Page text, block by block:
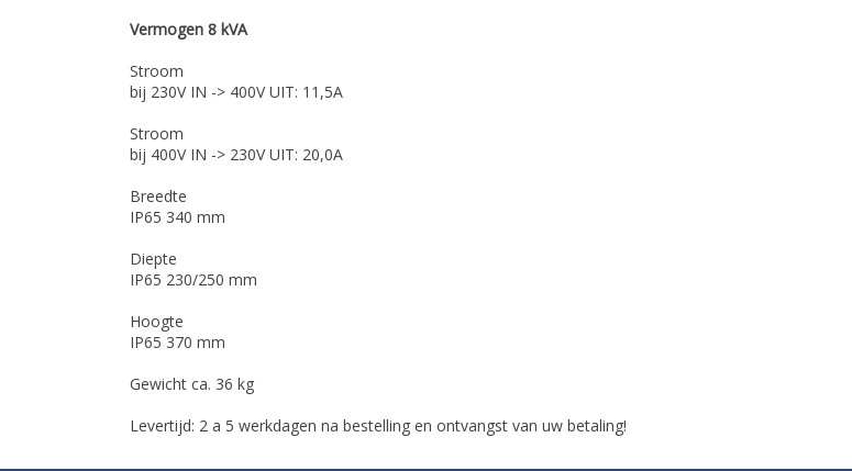
Vermogen 8 kVA
Stroom
bij 230V IN -> 400V UIT: 11,5A
Stroom
bij 400V IN -> 230V UIT: 20,0A
Breedte
IP65 340 mm
Diepte
IP65 230/250 mm
Hoogte
IP65 370 mm
Gewicht ca. 36 kg
Levertijd: 2 a 5 werkdagen na bestelling en ontvangst van uw betaling!